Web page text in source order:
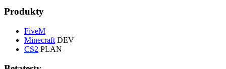
Produkty
FiveM
Minecraft DEV
CS2 PLAN